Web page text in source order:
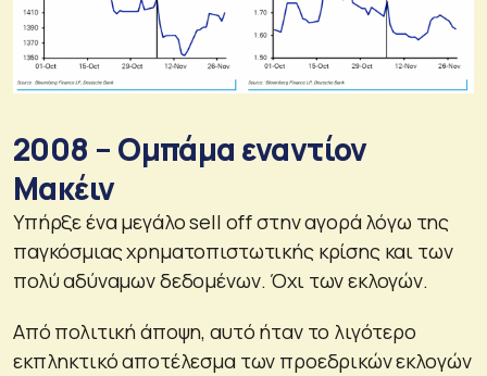
2008 – Ομπάμα εναντίον
Μακέιν
Υπήρξε ένα μεγάλο sell off στην αγορά λόγω της
παγκόσμιας χρηματοπιστωτικής κρίσης και των
πολύ αδύναμων δεδομένων. Όχι των εκλογών.
Από πολιτική άποψη, αυτό ήταν το λιγότερο
εκπληκτικό αποτέλεσμα των προεδρικών εκλογών